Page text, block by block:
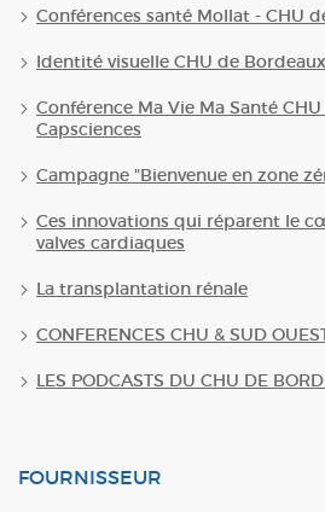
Conférences santé Mollat - CHU
Identité visuelle CHU de Bordeaux
Conférence Ma Vie Ma Santé
Capsciences
Campagne "Bienvenue en zone
Ces innovations qui réparent le
valves cardiaques
La transplantation rénale
CONFERENCES CHU & SUD
LES PODCASTS DU CHU DE
FOURNISSEUR